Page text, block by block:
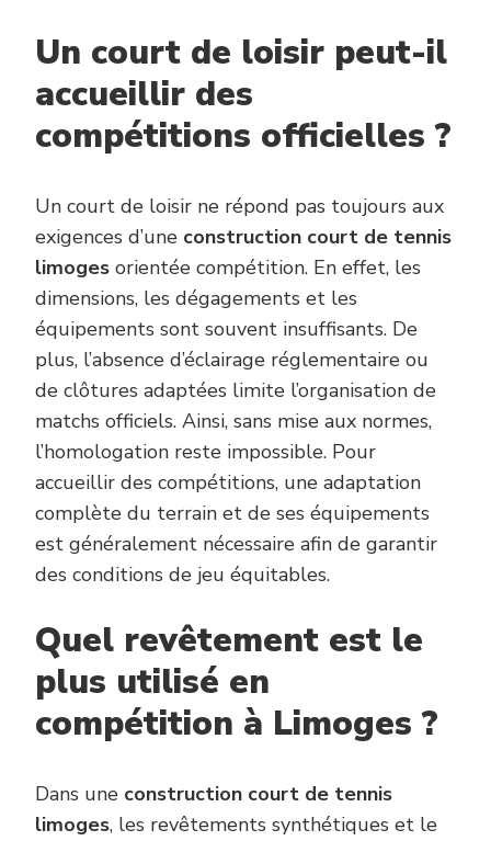
Un court de loisir peut-il
accueillir des
compétitions officielles ?
Un court de loisir ne répond pas toujours aux
exigences d’une construction court de tennis
limoges orientée compétition. En effet, les
dimensions, les dégagements et les
équipements sont souvent insuffisants. De
plus, l’absence d’éclairage réglementaire ou
de clôtures adaptées limite l’organisation de
matchs officiels. Ainsi, sans mise aux normes,
l’homologation reste impossible. Pour
accueillir des compétitions, une adaptation
complète du terrain et de ses équipements
est généralement nécessaire afin de garantir
des conditions de jeu équitables.
Quel revêtement est le
plus utilisé en
compétition à Limoges ?
Dans une construction court de tennis
limoges, les revêtements synthétiques et le